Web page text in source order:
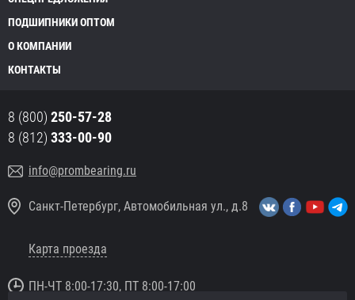
ПОДШИПНИКИ ОПТОМ
О КОМПАНИИ
КОНТАКТЫ
8 (800) 250-57-28
8 (812) 333-00-90
info@prombearing.ru
Санкт-Петербург, Автомобильная ул., д.8
Карта проезда
ПН-ЧТ 8:00-17:30, ПТ 8:00-17:00